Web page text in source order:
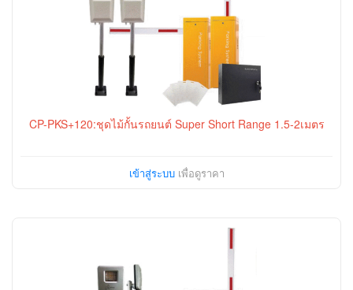
CP-PKS+120:ชุดไม้กั้นรถยนต์ Super Short Range 1.5-2เมตร
เข้าสู่ระบบเพื่อดูราคา